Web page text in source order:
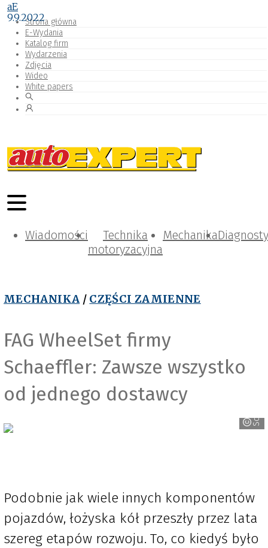
Strona główna
E-Wydania
Katalog firm
Wydarzenia
Zdjęcia
Wideo
White papers
Wiadomości
Technika
motoryzacyjna
Mechanika
MECHANIKA / CZĘŚCI ZAMIENNE
FAG WheelSet firmy
Schaeffler: Zawsze wszystko
od jednego dostawcy
Schaeffler
aE
9.9.2022
Podobnie jak wiele innych komponentów
pojazdów, łożyska kół przeszły przez lata
szereg etapów rozwoju. To, co kiedyś było